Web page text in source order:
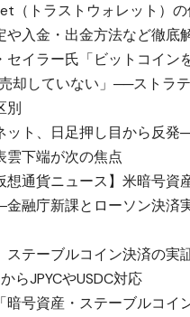
（トラストウォレット）
や入金・出金方法など徹底
セイラー氏「ビットコイン
却していない」──ストラ
別
ット、日足押し目から反発
雲下端が次の焦点
想通貨ニュース】米暗号資
融庁新課とローソン決済
ステーブルコイン決済の実
らJPYCやUSDC対応
暗号資産・ステーブルコイ